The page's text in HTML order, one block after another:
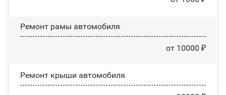
Ремонт рамы автомобиля
от 10000 ₽
Ремонт крыши автомобиля